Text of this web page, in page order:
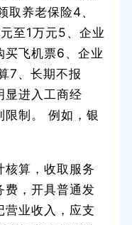
取养老保险4、
至1万元5、企业
买飞机票6、企业
7、长期不报
显进入工商经
限制。 例如，银
核算，收取服务
费，开具普通发
营业收入，应支